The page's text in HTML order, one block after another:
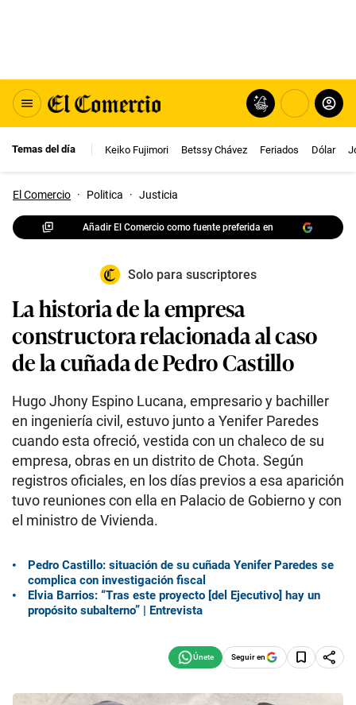
Temas del día Keiko Fujimori Betssy Chávez Feriados Dólar
El Comercio · Politica · Justicia
Añadir El Comercio como fuente preferida en
Solo para suscriptores
La historia de la empresa
constructora relacionada al caso
de la cuñada de Pedro Castillo
Hugo Jhony Espino Lucana, empresario y bachiller
en ingeniería civil, estuvo junto a Yenifer Paredes
cuando esta ofreció, vestida con un chaleco de su
empresa, obras en un distrito de Chota. Según
registros oficiales, en los días previos a esa aparición
tuvo reuniones con ella en Palacio de Gobierno y con
el ministro de Vivienda.
Pedro Castillo: situación de su cuñada Yenifer Paredes se
complica con investigación fiscal
Elvia Barrios: “Tras este proyecto [del Ejecutivo] hay un
propósito subalterno” | Entrevista
Seguir en